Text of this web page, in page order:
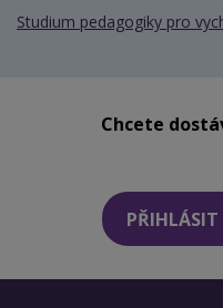
Studium pedagogiky pro
Chcete
PŘIHLÁSIT